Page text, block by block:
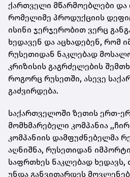
ქართველი მწარმოებლები და
რომელიმე პროდუქციის
ისინი ჯერჯერობით ვერც
ხედავენ და აცხადებენ, რომ
რუსეთიდან ნაკლებად
კრიზისის გაგრძელების
როგორც რუსეთში, ასევე
გაძვირდება.
საქართველოში ზეთის ერთ-
მომხმარებელი კომპანია
კომპანიის დამფუძნებელმა
აღნიშნა, რუსეთიდან
საფრთხეს ნაკლებად
უნდა განვითარდეს